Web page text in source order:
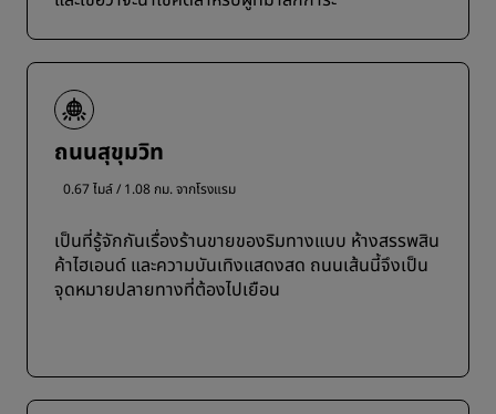
ถนนสุขุมวิท
0.67 ไมล์ / 1.08 กม. จากโรงแรม
เป็นที่รู้จักกันเรื่องร้านขายของริมทางแบบ ห้างสรรพสิน
ค้าไฮเอนด์ และความบันเทิงแสดงสด ถนนเส้นนี้จึงเป็น
จุดหมายปลายทางที่ต้องไปเยือน